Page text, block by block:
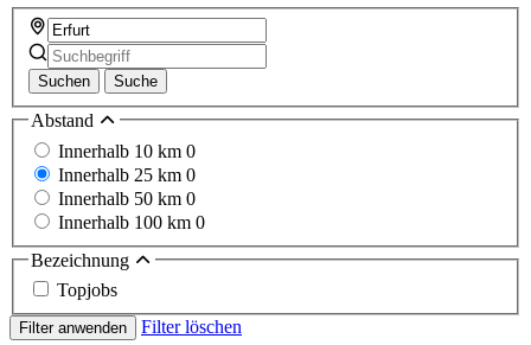
Suchen Suche
Abstand
Innerhalb 10 km 0
Innerhalb 25 km 0
Innerhalb 50 km 0
Innerhalb 100 km 0
Bezeichnung
Topjobs
Filter anwenden Filter löschen